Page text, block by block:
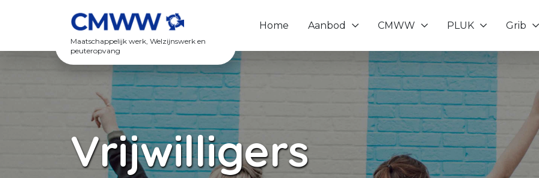
Maatschappelijk werk, Welzijnswerk en
peuteropvang
Home Aanbod
Toon onderliggende navigatie items
CMWW
Toon onderliggende navigatie
PLUK
Toon
Grib
Toon
Vrijwilligers